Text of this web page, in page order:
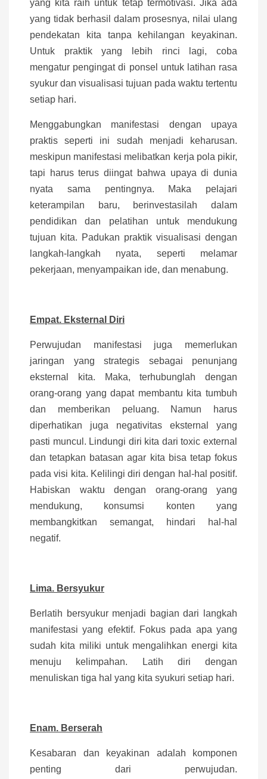
yang kita raih untuk tetap termotivasi. Jika ada
yang tidak berhasil dalam prosesnya, nilai ulang
pendekatan kita tanpa kehilangan keyakinan.
Untuk praktik yang lebih rinci lagi, coba
mengatur pengingat di ponsel untuk latihan rasa
syukur dan visualisasi tujuan pada waktu tertentu
setiap hari.
Menggabungkan manifestasi dengan upaya
praktis seperti ini sudah menjadi keharusan.
meskipun manifestasi melibatkan kerja pola pikir,
tapi harus terus diingat bahwa upaya di dunia
nyata sama pentingnya. Maka pelajari
keterampilan baru, berinvestasilah dalam
pendidikan dan pelatihan untuk mendukung
tujuan kita. Padukan praktik visualisasi dengan
langkah-langkah nyata, seperti melamar
pekerjaan, menyampaikan ide, dan menabung.
Empat. Eksternal Diri
Perwujudan manifestasi juga memerlukan
jaringan yang strategis sebagai penunjang
eksternal kita. Maka, terhubunglah dengan
orang-orang yang dapat membantu kita tumbuh
dan memberikan peluang. Namun harus
diperhatikan juga negativitas eksternal yang
pasti muncul. Lindungi diri kita dari toxic external
dan tetapkan batasan agar kita bisa tetap fokus
pada visi kita. Kelilingi diri dengan hal-hal positif.
Habiskan waktu dengan orang-orang yang
mendukung, konsumsi konten yang
membangkitkan semangat, hindari hal-hal
negatif.
Lima. Bersyukur
Berlatih bersyukur menjadi bagian dari langkah
manifestasi yang efektif. Fokus pada apa yang
sudah kita miliki untuk mengalihkan energi kita
menuju kelimpahan. Latih diri dengan
menuliskan tiga hal yang kita syukuri setiap hari.
Enam. Berserah
Kesabaran dan keyakinan adalah komponen
penting dari perwujudan.